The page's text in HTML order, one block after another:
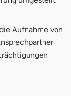
Aufnahme von